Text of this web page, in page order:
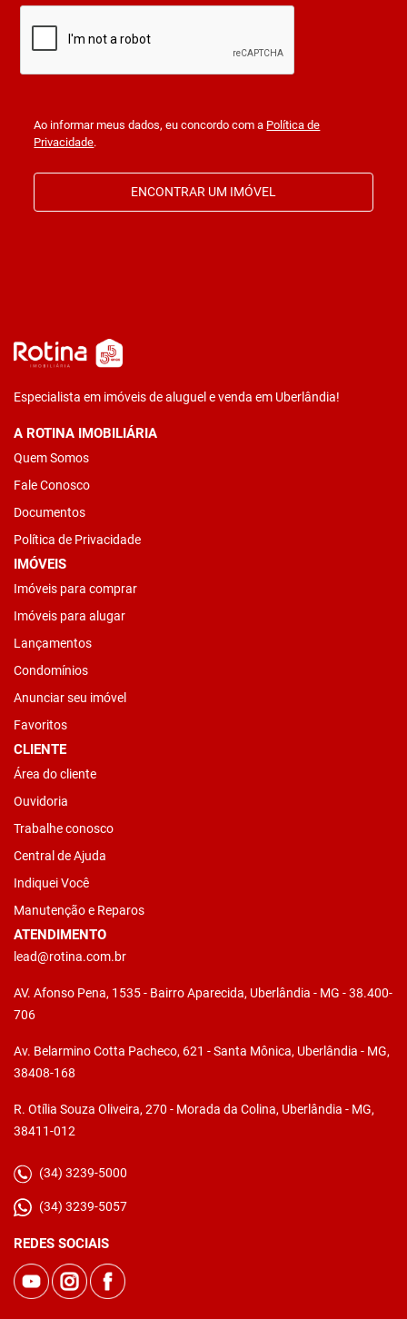
Ao informar meus dados, eu concordo com a Política de
Privacidade.
ENCONTRAR UM IMÓVEL
Especialista em imóveis de aluguel e venda em Uberlândia!
A ROTINA IMOBILIÁRIA
Quem Somos
Fale Conosco
Documentos
Política de Privacidade
IMÓVEIS
Imóveis para comprar
Imóveis para alugar
Lançamentos
Condomínios
Anunciar seu imóvel
Favoritos
CLIENTE
Área do cliente
Ouvidoria
Trabalhe conosco
Central de Ajuda
Indiquei Você
Manutenção e Reparos
ATENDIMENTO
lead@rotina.com.br
AV. Afonso Pena, 1535 - Bairro Aparecida, Uberlândia - MG - 38.400-
706
Av. Belarmino Cotta Pacheco, 621 - Santa Mônica, Uberlândia - MG,
38408-168
R. Otília Souza Oliveira, 270 - Morada da Colina, Uberlândia - MG,
38411-012
(34) 3239-5000
(34) 3239-5057
REDES SOCIAIS